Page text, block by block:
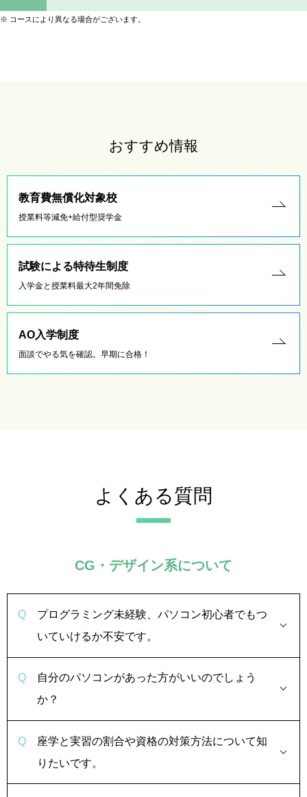
※ コースにより異なる場合がございます。
おすすめ情報
教育費無償化対象校
授業料等減免+給付型奨学金
試験による特待生制度
入学金と授業料最大2年間免除
AO入学制度
面談でやる気を確認。早期に合格！
よくある質問
CG・デザイン系について
プログラミング未経験、パソコン初心者でもつ
いていけるか不安です。
自分のパソコンがあった方がいいのでしょう
か？
座学と実習の割合や資格の対策方法について知
りたいです。